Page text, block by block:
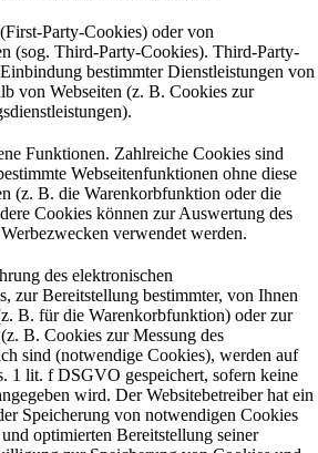
Party-Cookies) oder von
(sog. Third-Party-Cookies). Third-Party-
bestimmter Dienstleistungen von
von Webseiten (z. B. Cookies zur
Funktionen. Zahlreiche Cookies sind
Webseitenfunktionen ohne diese
(z. B. die Warenkorbfunktion oder die
Cookies können zur Auswertung des
verwendet werden.
des elektronischen
zur Bereitstellung bestimmter, von Ihnen
B. für die Warenkorbfunktion) oder zur
B. Cookies zur Messung des
sind (notwendige Cookies), werden auf
1 lit. f DSGVO gespeichert, sofern keine
wird. Der Websitebetreiber hat ein
Speicherung von notwendigen Cookies
optimierten Bereitstellung seiner